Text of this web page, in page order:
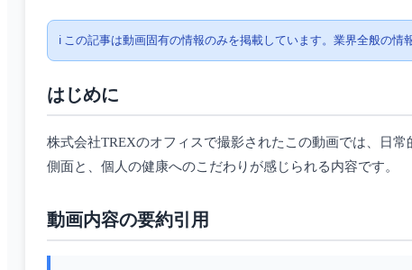
ℹ️ この記事は動画固有の情報のみを掲載しています。業界全般の情
はじめに
株式会社TREXのオフィスで撮影されたこの動画では、日
側面と、個人の健康へのこだわりが感じられる内容です。
動画内容の要約引用